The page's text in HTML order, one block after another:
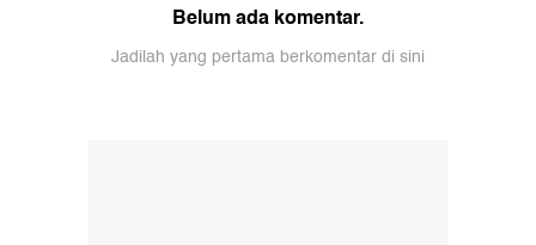
Belum ada komentar.
Jadilah yang pertama berkomentar di sini